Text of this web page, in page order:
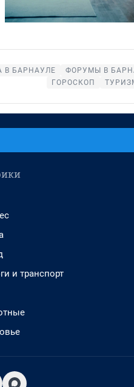
В БАРНАУЛЕ ФОРУМЫ В
ГОРОСКОП
и транспорт